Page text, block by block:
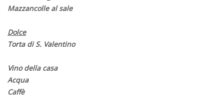
Mazzancolle al sale
Dolce
Torta di S. Valentino
Vino della casa
Acqua
Caffè